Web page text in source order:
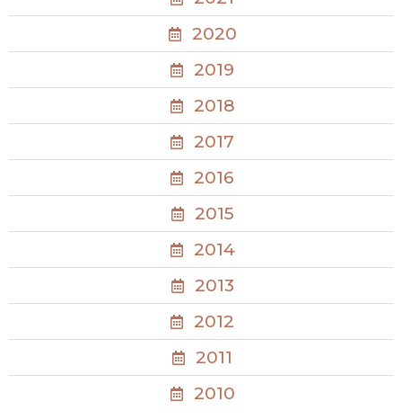
2020
2019
2018
2017
2016
2015
2014
2013
2012
2011
2010